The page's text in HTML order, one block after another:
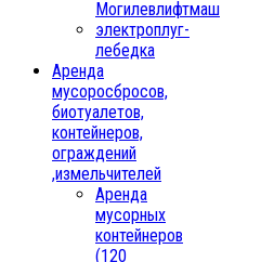
Могилевлифтмаш
электроплуг-
лебедка
Аренда
мусоросбросов,
биотуалетов,
контейнеров,
ограждений
,измельчителей
Аренда
мусорных
контейнеров
(120